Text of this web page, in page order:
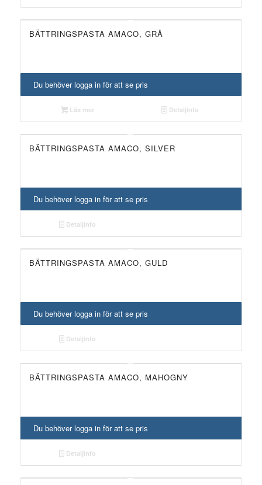
BÄTTRINGSPASTA AMACO, GRÅ
Du behöver logga in för att se pris
Läs mer Detaljinfo
BÄTTRINGSPASTA AMACO, SILVER
Du behöver logga in för att se pris
Detaljinfo
BÄTTRINGSPASTA AMACO, GULD
Du behöver logga in för att se pris
Detaljinfo
BÄTTRINGSPASTA AMACO, MAHOGNY
Du behöver logga in för att se pris
Detaljinfo